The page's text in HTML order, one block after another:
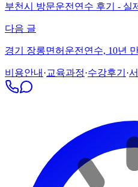
부천시 방문운전연수 후기 - 실
다음 글
경기 장롱면허운전연수, 10년
비용안내 ·교육과정·수강후기 ·